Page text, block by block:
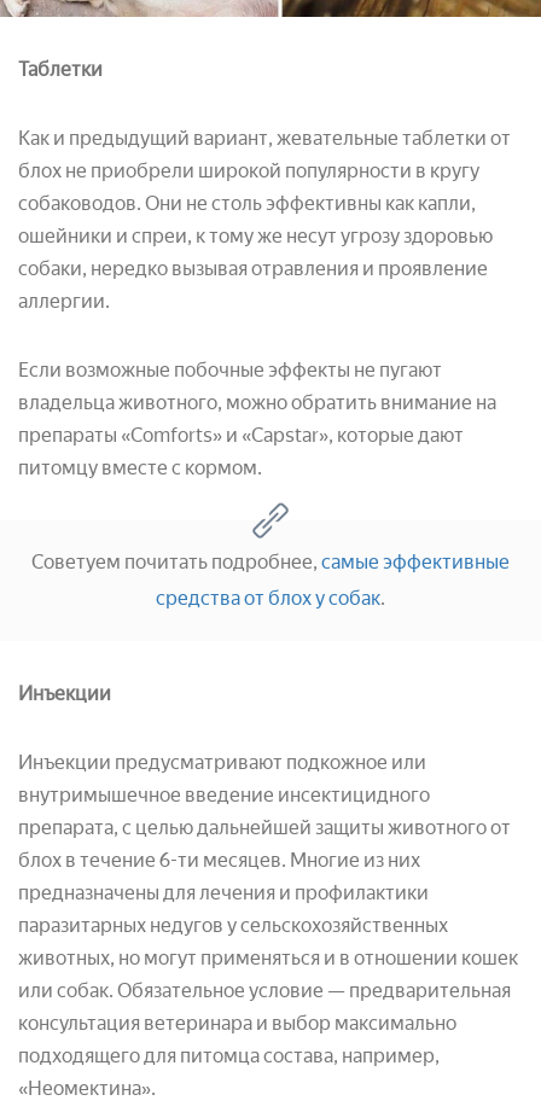
Таблетки
Как и предыдущий вариант, жевательные таблетки от
блох не приобрели широкой популярности в кругу
собаководов. Они не столь эффективны как капли,
ошейники и спреи, к тому же несут угрозу здоровью
собаки, нередко вызывая отравления и проявление
аллергии.
Если возможные побочные эффекты не пугают
владельца животного, можно обратить внимание на
препараты «Comforts» и «Capstar», которые дают
питомцу вместе с кормом.
Советуем почитать подробнее, самые эффективные
средства от блох у собак.
Инъекции
Инъекции предусматривают подкожное или
внутримышечное введение инсектицидного
препарата, с целью дальнейшей защиты животного от
блох в течение 6-ти месяцев. Многие из них
предназначены для лечения и профилактики
паразитарных недугов у сельскохозяйственных
животных, но могут применяться и в отношении кошек
или собак. Обязательное условие — предварительная
консультация ветеринара и выбор максимально
подходящего для питомца состава, например,
«Неомектина».